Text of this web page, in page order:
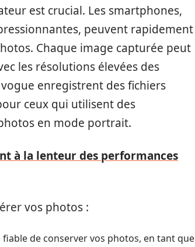
est crucial. Les smartphones,
peuvent rapidement
Chaque image capturée peut
les résolutions élevées des
enregistrent des fichiers
ceux qui utilisent des
en mode portrait.
à la lenteur des performances
vos photos :
de conserver vos photos, en tant que